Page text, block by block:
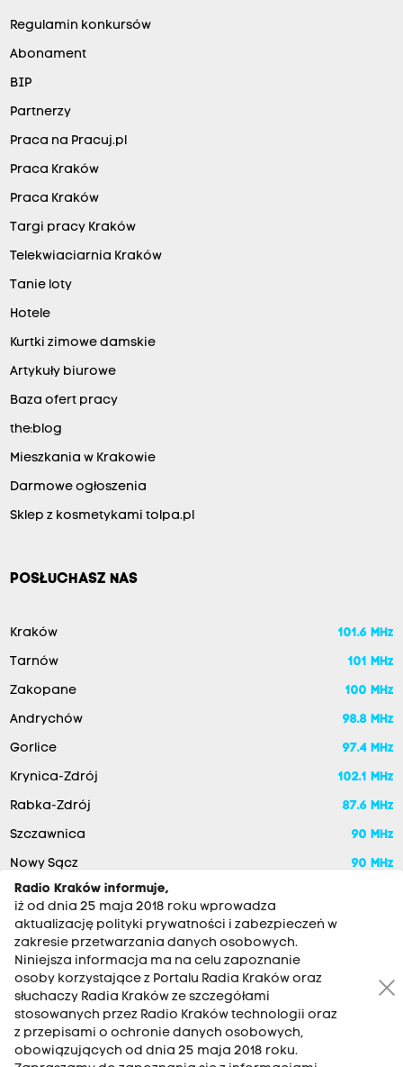
Regulamin konkursów
Abonament
BIP
Partnerzy
Praca na Pracuj.pl
Praca Kraków
Praca Kraków
Targi pracy Kraków
Telekwiaciarnia Kraków
Tanie loty
Hotele
Kurtki zimowe damskie
Artykuły biurowe
Baza ofert pracy
the:blog
Mieszkania w Krakowie
Darmowe ogłoszenia
Sklep z kosmetykami tolpa.pl
POSŁUCHASZ NAS
Kraków 101.6 MHz
Tarnów 101 MHz
Zakopane 100 MHz
Andrychów 98.8 MHz
Gorlice 97.4 MHz
Krynica-Zdrój 102.1 MHz
Rabka-Zdrój 87.6 MHz
Szczawnica 90 MHz
Nowy Sącz 90 MHz
RADIO KRAKÓW SA. Aleja Juliusza Słowackiego 22, 30-007
Kraków
Radio Kraków informuje,
iż od dnia 25 maja 2018 roku wprowadza
aktualizację polityki prywatności i zabezpieczeń w
zakresie przetwarzania danych osobowych.
Niniejsza informacja ma na celu zapoznanie
osoby korzystające z Portalu Radia Kraków oraz
słuchaczy Radia Kraków ze szczegółami
stosowanych przez Radio Kraków technologii oraz
z przepisami o ochronie danych osobowych,
obowiązujących od dnia 25 maja 2018 roku.